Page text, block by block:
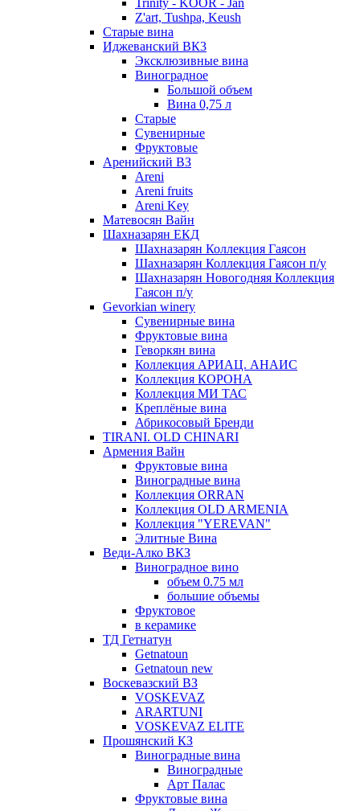
Trinity - KOOR - Jan
Z'art, Tushpa, Keush
Старые вина
Иджеванский ВК3
Эксклюзивные вина
Виноградное
Большой объем
Вина 0,75 л
Старые
Сувенирные
Фруктовые
Аренийский ВЗ
Areni
Areni fruits
Areni Key
Матевосян Вайн
Шахназарян ЕКД
Шахназарян Коллекция Гаясон
Шахназарян Коллекция Гаясон п/у
Шахназарян Новогодняя Коллекция
Гаясон п/у
Gevorkian winery
Сувенирные вина
Фруктовые вина
Геворкян вина
Коллекция АРИАЦ. АНАИС
Коллекция КОРОНА
Коллекция МИ ТАС
Креплёные вина
Абрикосовый Бренди
TIRANI. OLD CHINARI
Армения Вайн
Фруктовые вина
Виноградные вина
Коллекция ORRAN
Коллекция OLD ARMENIA
Коллекция "YEREVAN"
Элитные Вина
Веди-Алко ВКЗ
Виноградное вино
объем 0.75 мл
большие объемы
Фруктовое
в керамике
ТД Гетнатун
Getnatoun
Getnatoun new
Воскевазский ВЗ
VOSKEVAZ
ARARTUNI
VOSKEVAZ ELITE
Прошянский КЗ
Виноградные вина
Виноградные
Арт Палас
Фруктовые вина